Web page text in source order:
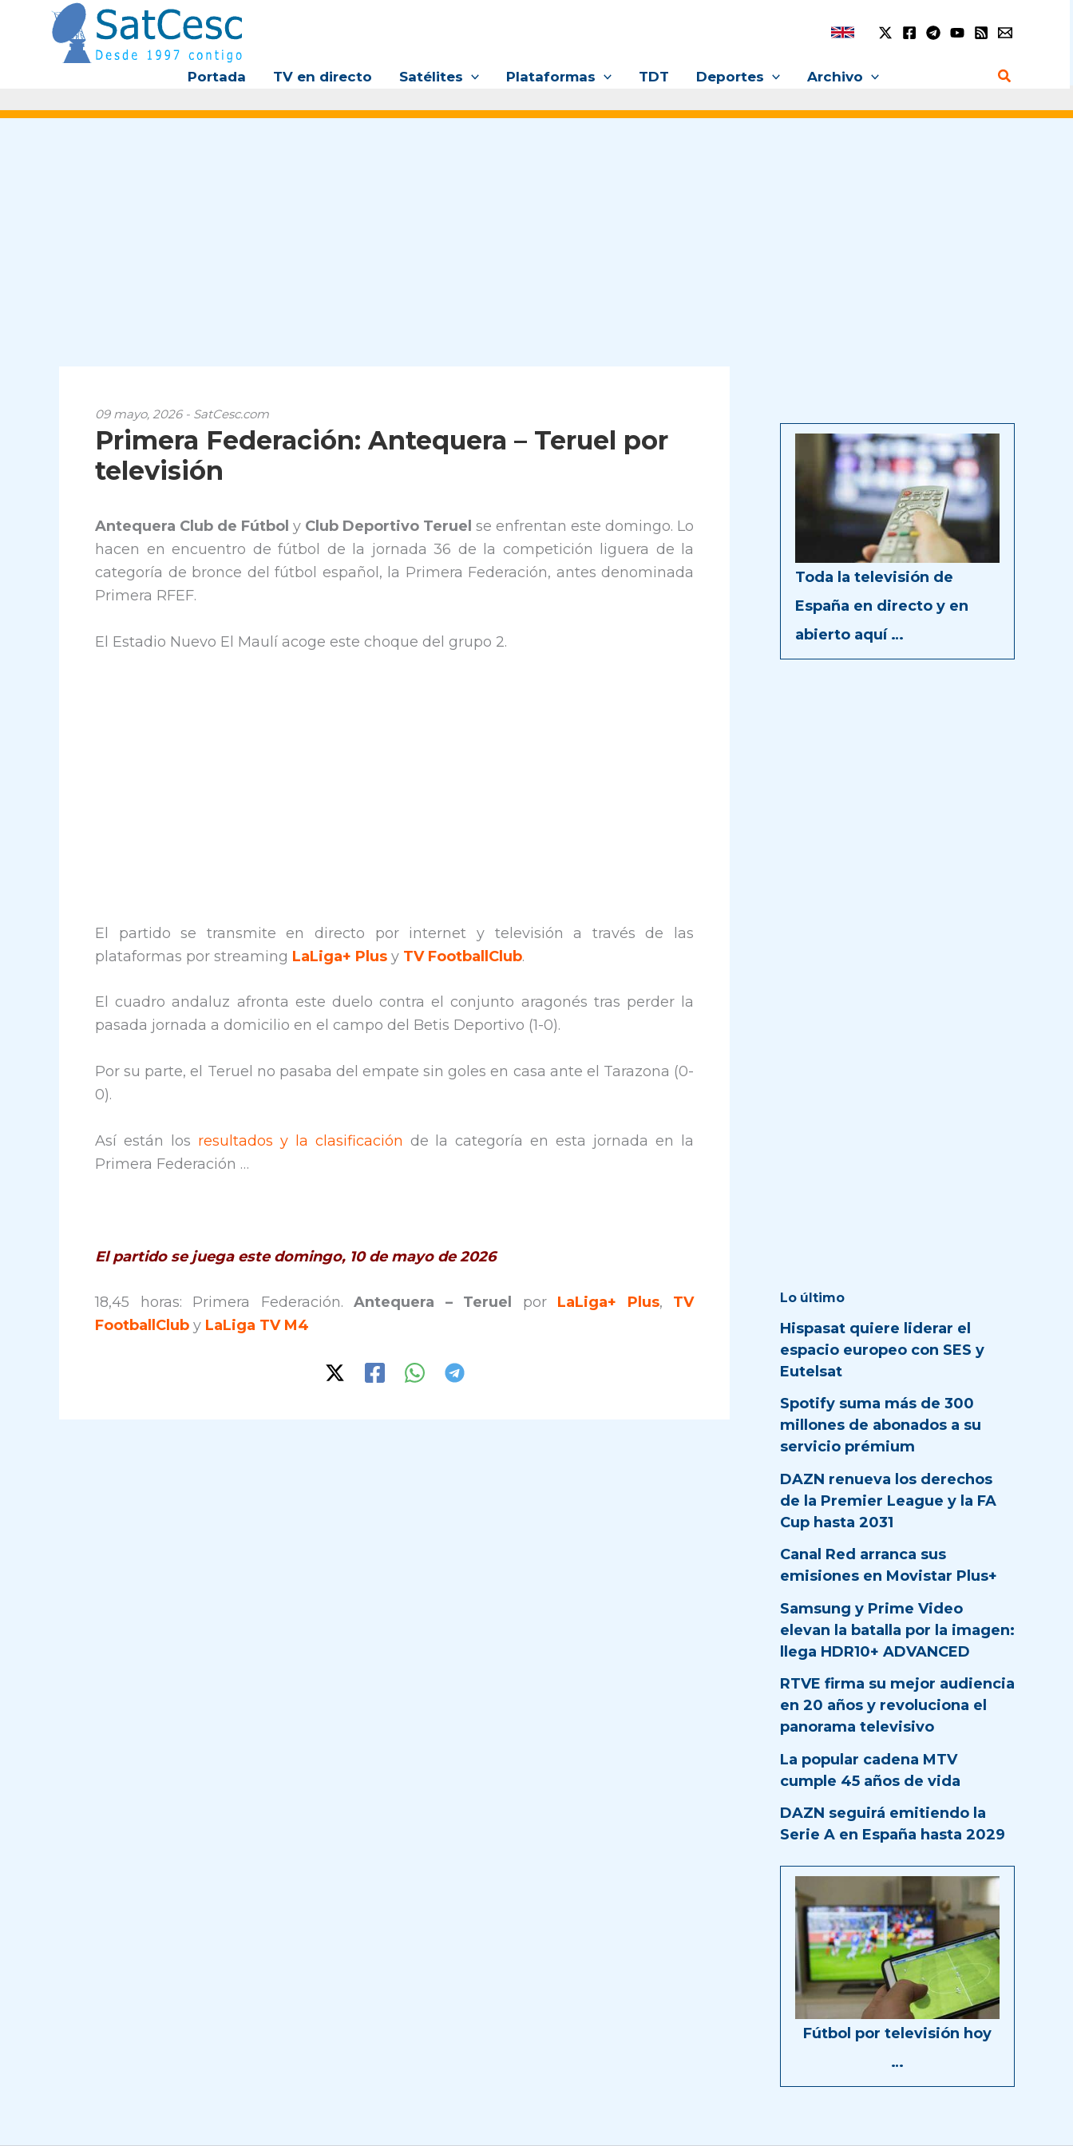
contenido
Portada TV en directo Satélites Plataformas TDT Deportes Archivo Buscar
09 mayo, 2026 - SatCesc.com
Primera Federación: Antequera – Teruel por
televisión
Antequera Club de Fútbol y Club Deportivo Teruel se enfrentan este domingo. Lo
hacen en encuentro de fútbol de la jornada 36 de la competición liguera de la
categoría de bronce del fútbol español, la Primera Federación, antes denominada
Primera RFEF.
El Estadio Nuevo El Maulí acoge este choque del grupo 2.
El partido se transmite en directo por internet y televisión a través de las
plataformas por streaming LaLiga+ Plus y TV FootballClub.
El cuadro andaluz afronta este duelo contra el conjunto aragonés tras perder la
pasada jornada a domicilio en el campo del Betis Deportivo (1-0).
Por su parte, el Teruel no pasaba del empate sin goles en casa ante el Tarazona (0-
0).
Así están los resultados y la clasificación de la categoría en esta jornada en la
Primera Federación …
El partido se juega este domingo, 10 de mayo de 2026
18,45 horas: Primera Federación. Antequera – Teruel por LaLiga+ Plus, TV
FootballClub y LaLiga TV M4
Toda la televisión de
España en directo y en
abierto aquí …
Lo último
Hispasat quiere liderar el
espacio europeo con SES y
Eutelsat
Spotify suma más de 300
millones de abonados a su
servicio prémium
DAZN renueva los derechos
de la Premier League y la FA
Cup hasta 2031
Canal Red arranca sus
emisiones en Movistar Plus+
Samsung y Prime Video
elevan la batalla por la imagen:
llega HDR10+ ADVANCED
RTVE firma su mejor audiencia
en 20 años y revoluciona el
panorama televisivo
La popular cadena MTV
cumple 45 años de vida
DAZN seguirá emitiendo la
Serie A en España hasta 2029
Fútbol por televisión hoy
…